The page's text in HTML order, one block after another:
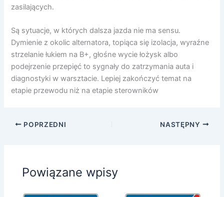
zasilających.
Są sytuacje, w których dalsza jazda nie ma sensu.
Dymienie z okolic alternatora, topiąca się izolacja, wyraźne
strzelanie łukiem na B+, głośne wycie łożysk albo
podejrzenie przepięć to sygnały do zatrzymania auta i
diagnostyki w warsztacie. Lepiej zakończyć temat na
etapie przewodu niż na etapie sterowników
POPRZEDNI NASTĘPNY
Powiązane wpisy